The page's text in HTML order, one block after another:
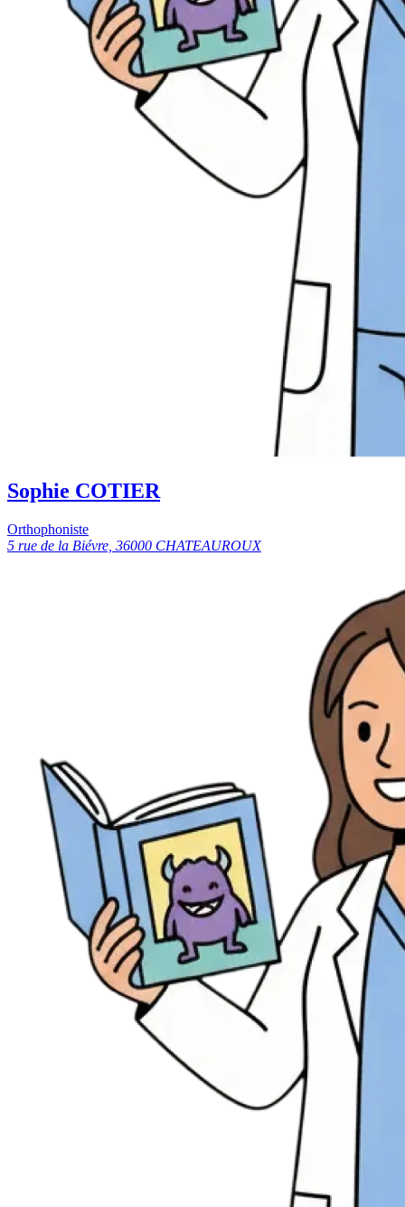
Sophie COTIER
Orthophoniste
5 rue de la Biévre, 36000 CHATEAUROUX